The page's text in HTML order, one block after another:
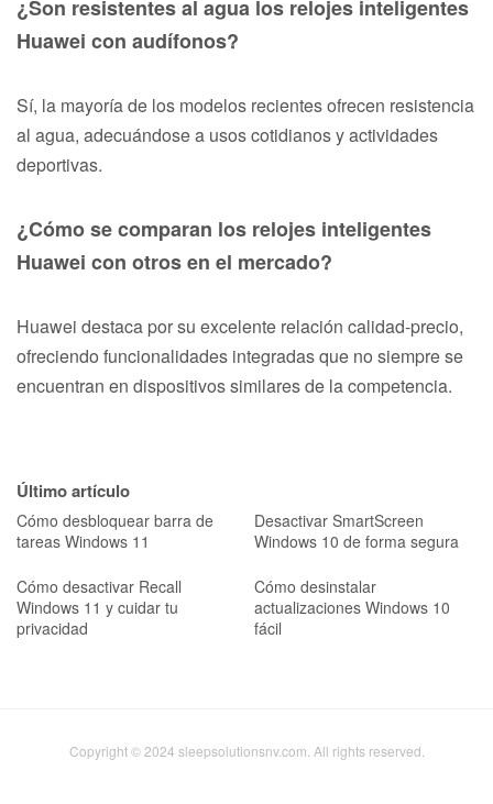
¿Son resistentes al agua los relojes inteligentes
Huawei con audífonos?
Sí, la mayoría de los modelos recientes ofrecen resistencia
al agua, adecuándose a usos cotidianos y actividades
deportivas.
¿Cómo se comparan los relojes inteligentes
Huawei con otros en el mercado?
Huawei destaca por su excelente relación calidad-precio,
ofreciendo funcionalidades integradas que no siempre se
encuentran en dispositivos similares de la competencia.
Último artículo
Cómo desbloquear barra de
tareas Windows 11
Desactivar SmartScreen
Windows 10 de forma segura
Cómo desactivar Recall
Windows 11 y cuidar tu
privacidad
Cómo desinstalar
actualizaciones Windows 10
fácil
Copyright © 2024 sleepsolutionsnv.com. All rights reserved.